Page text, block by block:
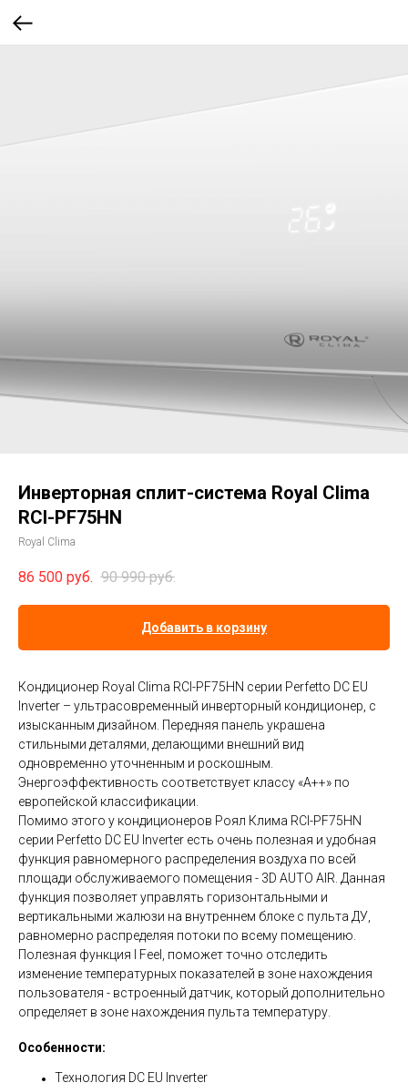
Инверторная сплит-система Royal Clima
RCI-PF75HN
Royal Clima
86 500 руб. 90 990 руб.
Добавить в корзину
Кондиционер Royal Clima RCI-PF75HN серии Perfetto DC EU
Inverter – ультрасовременный инверторный кондиционер, с
изысканным дизайном. Передняя панель украшена
стильными деталями, делающими внешний вид
одновременно уточненным и роскошным.
Энергоэффективность соответствует классу «А++» по
европейской классификации.
Помимо этого у кондиционеров Роял Клима RCI-PF75HN
серии Perfetto DC EU Inverter есть очень полезная и удобная
функция равномерного распределения воздуха по всей
площади обслуживаемого помещения - 3D AUTO AIR. Данная
функция позволяет управлять горизонтальными и
вертикальными жалюзи на внутреннем блоке с пульта ДУ,
равномерно распределяя потоки по всему помещению.
Полезная функция I Feel, поможет точно отследить
изменение температурных показателей в зоне нахождения
пользователя - встроенный датчик, который дополнительно
определяет в зоне нахождения пульта температуру.
Особенности:
Технология DC EU Inverter